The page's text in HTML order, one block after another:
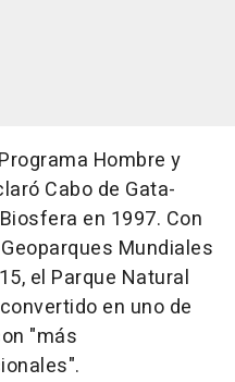
Hombre y
Cabo de Gata-
en 1997. Con
Mundiales
el Parque Natural
en uno de
"más